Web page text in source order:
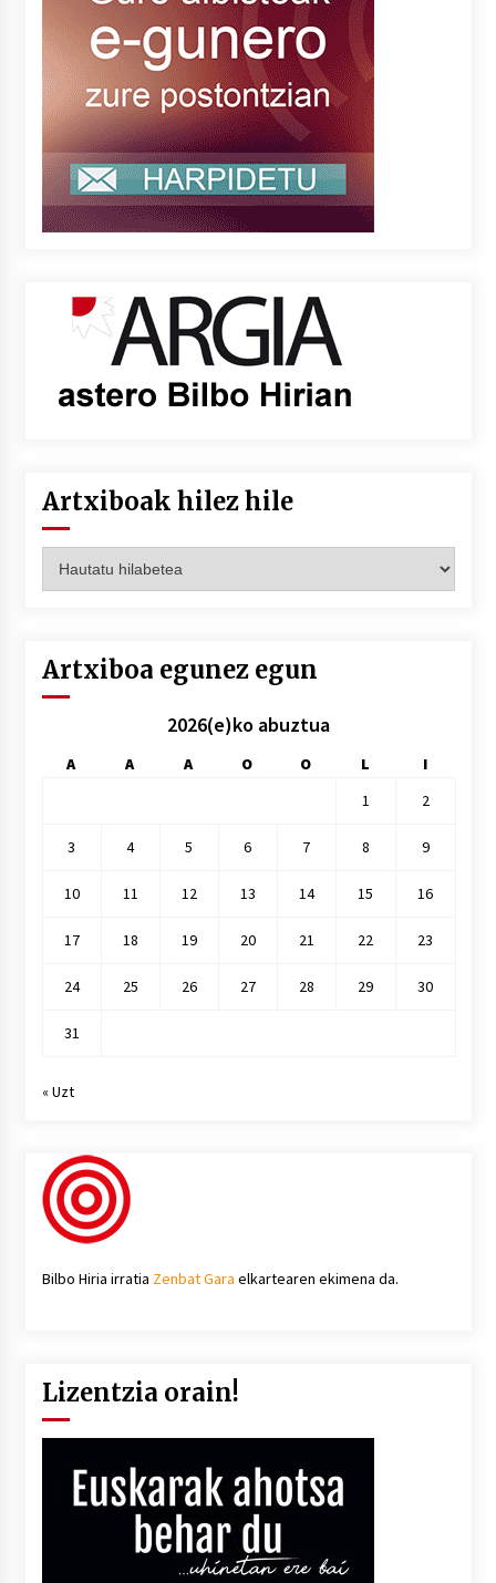
Artxiboak hilez hile
hilez
Artxiboa egunez egun
2026(e)ko abuztua
A A A O O L
I
1
2
3 4 5 6 7 8 9
10 11 12 13 14 15 16
17 18 19 20 21 22 23
24 25 26 27 28 29 30
31
« Uzt
Bilbo Hiria irratia Zenbat Gara elkartearen ekimena da.
Lizentzia orain!